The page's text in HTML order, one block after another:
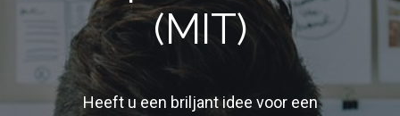
(MIT)
Heeft u een briljant idee voor een